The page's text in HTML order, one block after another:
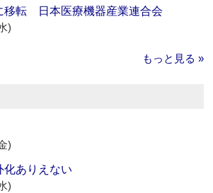
移転 日本医療機器産業連合会
)
もっと見る »
)
化ありえない
)